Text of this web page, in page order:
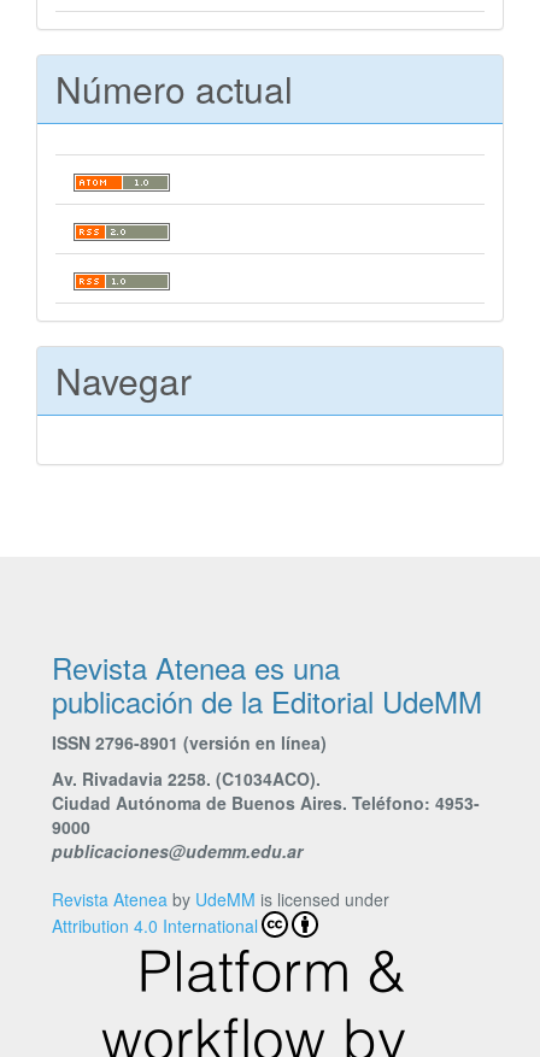
Número actual
Navegar
Revista Atenea es una
publicación de la Editorial UdeMM
ISSN 2796-8901 (versión en línea)
Av. Rivadavia 2258. (C1034ACO).
Ciudad Autónoma de Buenos Aires. Teléfono: 4953-
9000
publicaciones@udemm.edu.ar
Revista Atenea by UdeMM is licensed under
Attribution 4.0 International